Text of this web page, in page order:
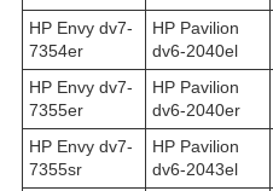
HP Envy dv7-
7354er
HP Pavilion
dv6-2040el
HP Envy dv7-
7355er
HP Pavilion
dv6-2040er
HP Envy dv7-
7355sr
HP Pavilion
dv6-2043el